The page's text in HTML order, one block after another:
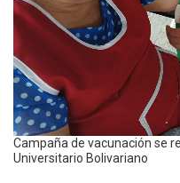
Campaña de vacunación se
Universitario Bolivariano